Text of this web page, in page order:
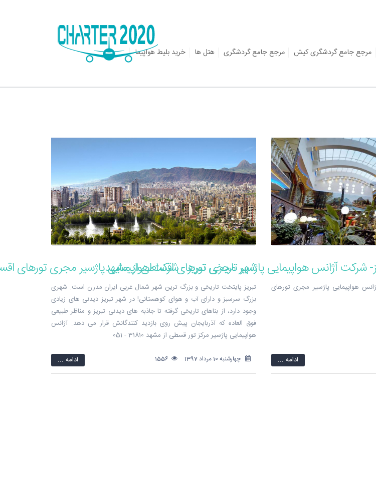
مرجع جامع گردشگری کیش مرجع جامع گردشگری هتل ها
خرید بلیط هواپیما
شرکت آژانس هواپیمایی پاژسیر مجری تورهای اقساطی از مشهد
هواپیمایی پاژسیر مجری تورهای
ادامه ...
شهر تاریخی تبریز - شرکت هواپیمایی پاژسیر مجری تورهای
تبریز پایتخت تاریخی و بزرگ ترین شهر شمال غربی ایران مدرن است. شهری
بزرگ سرسبز و دارای آب و هوای کوهستانی! در شهر تبریز دیدنی های زیادی
وجود دارد، از بناهای تاریخی گرفته تا جاذبه های دیدنی تبریز و مناظر طبیعی
فوق العاده که آذربایجان پیش روی بازدید کنندگانش قرار می دهد. آژانس
هواپیمایی پاژسیر مرکز تور قسطی از مشهد 31810 - 051
چهارشنبه 10 مرداد 1397 ادامه ...